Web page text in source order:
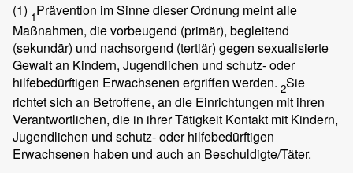
(1) 1Prävention im Sinne dieser Ordnung meint alle
Maßnahmen, die vorbeugend (primär), begleitend
(sekundär) und nachsorgend (tertiär) gegen sexualisierte
Gewalt an Kindern, Jugendlichen und schutz- oder
hilfebedürftigen Erwachsenen ergriffen werden. 2Sie
richtet sich an Betroffene, an die Einrichtungen mit ihren
Verantwortlichen, die in ihrer Tätigkeit Kontakt mit Kindern,
Jugendlichen und schutz- oder hilfebedürftigen
Erwachsenen haben und auch an Beschuldigte/Täter.